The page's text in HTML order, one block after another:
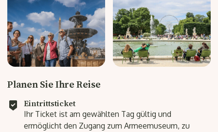
Planen Sie Ihre Reise
Eintrittsticket
Ihr Ticket ist am gewählten Tag gültig und
ermöglicht den Zugang zum Armeemuseum, zu